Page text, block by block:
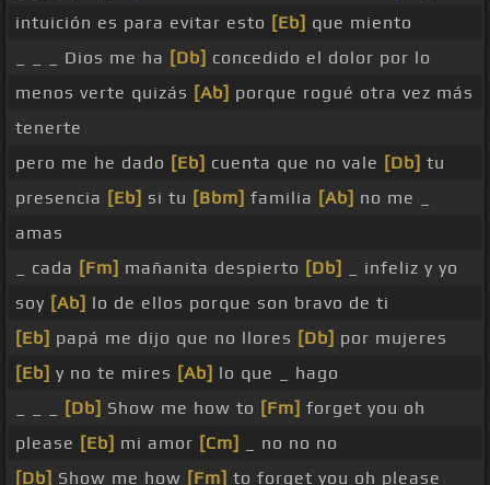
intuición es para evitar esto [Eb] que miento
_ _ _ Dios me ha [Db] concedido el dolor por lo
menos verte quizás [Ab] porque rogué otra vez más
tenerte
pero me he dado [Eb] cuenta que no vale [Db] tu
presencia [Eb] si tu [Bbm] familia [Ab] no me _
amas
_ cada [Fm] mañanita despierto [Db]
_ infeliz y yo
soy [Ab] lo de ellos porque son bravo de ti
[Eb] papá me dijo que no llores [Db] por mujeres
[Eb] y no te mires [Ab] lo que _ hago
[Db] Show me how to [Fm] forget you oh
please [Eb] mi amor [Cm]
_ no no no
[Db] Show me how [Fm] to forget you oh please